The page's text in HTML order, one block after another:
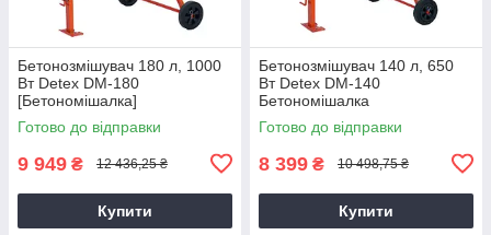
Бетонозмішувач 180 л, 1000
Вт Detex DM-180
[Бетономішалка]
Готово до відправки
9 949 ₴ 12 436,25 ₴
Купити
Бетонозмішувач 140 л, 650
Вт Detex DM-140
Бетономішалка
Готово до відправки
8 399 ₴ 10 498,75 ₴
Купити